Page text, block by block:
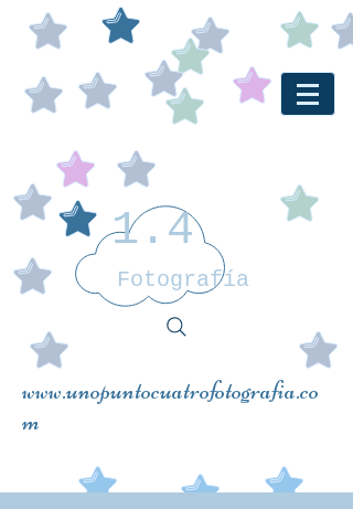
1.4
Fotografía
www.unopuntocuatrofotografia.co
m